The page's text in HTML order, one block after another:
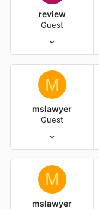
review
Guest
0
M
mslawyer
Guest
0
M
mslawyer